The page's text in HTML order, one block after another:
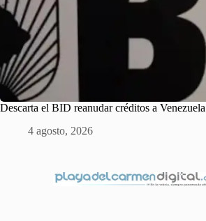
Descarta el BID reanudar créditos a Venezuela
4 agosto, 2026